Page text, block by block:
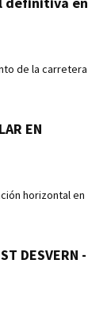
de la carretera
EN
horizontal en
DESVERN -